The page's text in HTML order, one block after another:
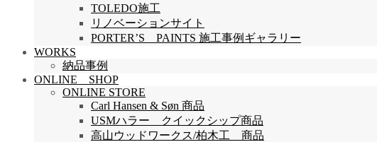
TOLEDO施工
リノベーションサイト
PORTER’S PAINTS 施工事例ギャラリー
WORKS
納品事例
ONLINE SHOP
ONLINE STORE
Carl Hansen & Søn 商品
USMハラー クイックシップ商品
高山ウッドワークス/柏木工 商品